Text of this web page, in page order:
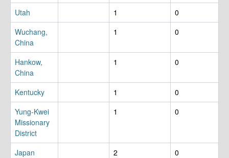
Utah 1
0
Wuchang,
China
1 0
Hankow,
China
1 0
Kentucky 1
0
Yung-Kwei
Missionary
District
1 0
Japan 2
0